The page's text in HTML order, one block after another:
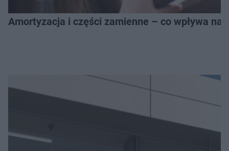
Amortyzacja i części zamienne – co wpływa na